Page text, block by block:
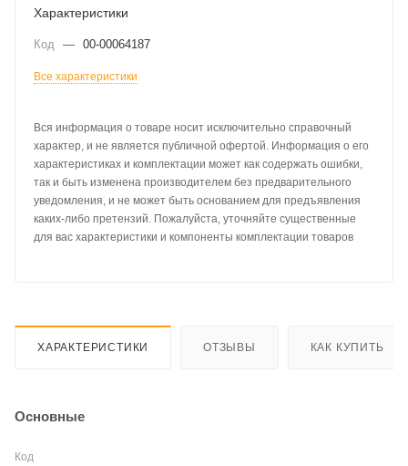
Характеристики
Код — 00-00064187
Все характеристики
Вся информация о товаре носит исключительно справочный
характер, и не является публичной офертой. Информация о его
характеристиках и комплектации может как содержать ошибки,
так и быть изменена производителем без предварительного
уведомления, и не может быть основанием для предъявления
каких-либо претензий. Пожалуйста, уточняйте существенные
для вас характеристики и компоненты комплектации товаров
ХАРАКТЕРИСТИКИ ОТЗЫВЫ КАК КУПИТЬ
Основные
Код